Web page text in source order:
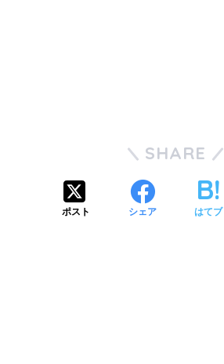
SHARE
ポスト シェア はてブ